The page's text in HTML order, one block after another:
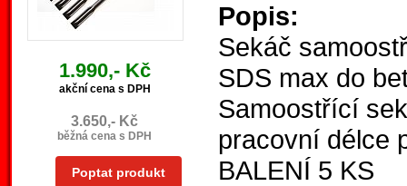
1.990,- Kč
akční cena s DPH
3.650,- Kč
běžná cena s DPH
Poptat produkt
Popis:
Sekáč
SDS max do
Samoostřící
pracovní délce
BALENÍ 5 KS